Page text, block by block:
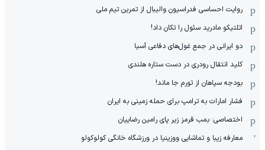
روایت احساسی فدراسیون والیبال از تمرین تیم ملی
اتلتیکو مادرید سئول را تکان داد!
دو ایرانی در جمع غول‌های دفاعی آسیا
کلید انتقال رودری در دست ستاره هلندی
بودجه سپاهان از تورم جا ماند!
فشار امارات به ترامپ برای حمله زمینی به ایران
اختصاصی: بمب قرمز زیر پای رامین رضاییان
معارفه زیبا و تماشایی ووزینیا در ورزشگاه خانگی کولوکولو